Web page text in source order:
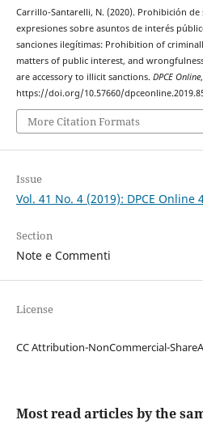
Carrillo-Santarelli, N. (2020). Prohibición
expresiones sobre asuntos de interés
sanciones ilegítimas: Prohibition of
matters of public interest, and
are accessory to illicit sanctions. DPCE Online,
https://doi.org/10.57660/
More Citation Formats
Issue
Vol. 41 No. 4 (2019): DPCE Online
Section
Note e Commenti
License
CC Attribution-NonCommercial-
Most read articles by the